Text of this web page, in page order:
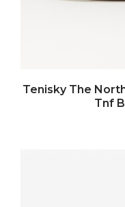
Tenisky The
Tnf